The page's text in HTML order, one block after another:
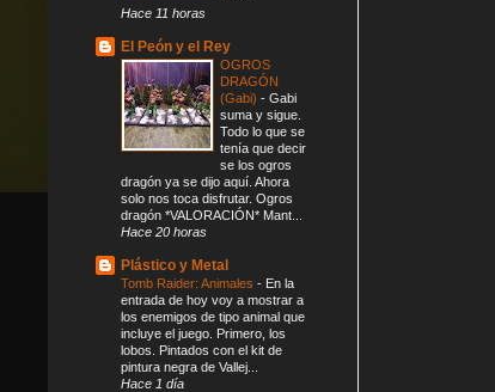
Hace 11 horas
El Peón y el Rey
OGROS
DRAGÓN
(Gabi) - Gabi
suma y sigue.
Todo lo que se
tenía que decir
se los ogros
dragón ya se dijo aquí. Ahora
solo nos toca disfrutar. Ogros
dragón *VALORACIÓN* Mant...
Hace 20 horas
Plástico y Metal
Tomb Raider: Animales - En la
entrada de hoy voy a mostrar a
los enemigos de tipo animal que
incluye el juego. Primero, los
lobos. Pintados con el kit de
pintura negra de Vallej...
Hace 1 día